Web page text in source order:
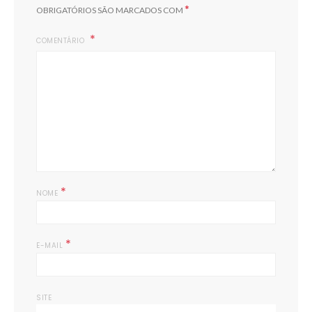
OBRIGATÓRIOS SÃO MARCADOS COM *
COMENTÁRIO
NOME *
E-MAIL *
SITE